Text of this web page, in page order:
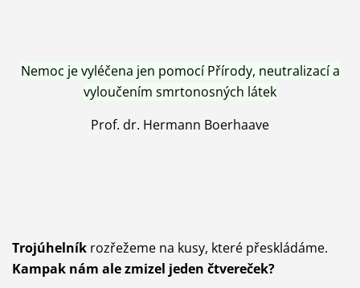
Nemoc je vyléčena jen pomocí Přírody, neutralizací a
vyloučením smrtonosných látek
Prof. dr. Hermann Boerhaave
Trojúhelníkrozřežeme na kusy, které přeskládáme.
Kampak nám ale zmizel jeden čtvereček?